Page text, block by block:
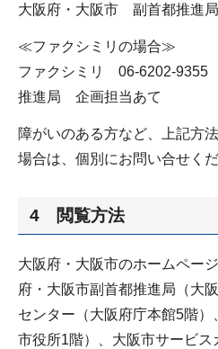
大阪府・大阪市 副首都推進
≪ファクシミリの場合≫
ファクシミリ 06-6202-
推進局 企画担当あて
障がいのある方など、上記方
場合は、個別にお問い合せくだ
4 閲覧方法
大阪府・大阪市のホームペー
府・大阪市副首都推進局（大
センター（大阪府庁本館5階
市役所1階）、大阪市サービ